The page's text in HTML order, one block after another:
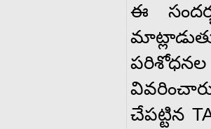
ఈ
చేపట్టిన